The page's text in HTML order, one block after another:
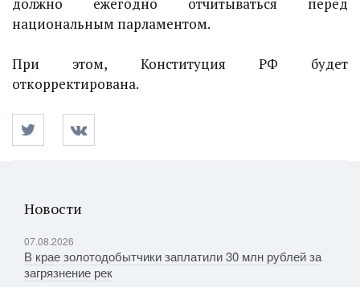
национальным парламентом.
При этом, Конституция РФ будет
откорректирована.
Новости
07.08.2026
В крае золотодобытчики заплатили 30 млн рублей за
загрязнение рек